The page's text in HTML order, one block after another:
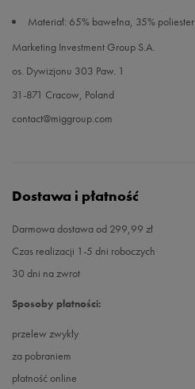
Materiał: 65% bawełna, 35% poliester
Marketing Investment Group S.A.
os. Dywizjonu 303 Paw. 1
31-871 Cracow, Poland
contact@miggroup.com
Dostawa i płatność
Darmowa dostawa od 299,99 zł
Czas realizacji 1-5 dni roboczych
30 dni na zwrot
Sposoby płatności:
przelew zwykły
za pobraniem
płatność online